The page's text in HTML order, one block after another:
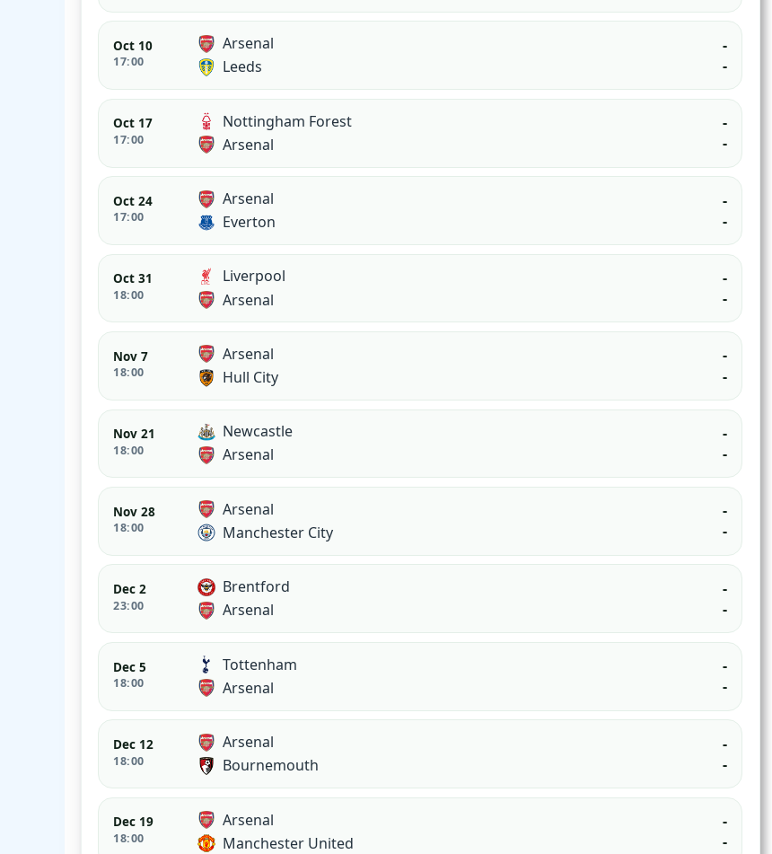
Oct 10
17:00
Arsenal
Leeds
-
-
Oct 17
17:00
Nottingham Forest
Arsenal
-
-
Oct 24
17:00
Arsenal
Everton
-
-
Oct 31
18:00
Liverpool
Arsenal
-
-
Nov 7
18:00
Arsenal
Hull City
-
-
Nov 21
18:00
Newcastle
Arsenal
-
-
Nov 28
18:00
Arsenal
Manchester City
-
-
Dec 2
23:00
Brentford
Arsenal
-
-
Dec 5
18:00
Tottenham
Arsenal
-
-
Dec 12
18:00
Arsenal
Bournemouth
-
-
Dec 19
18:00
Arsenal
Manchester United
-
-